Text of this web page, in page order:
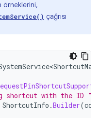
örneklerini,
çağrısı
shortcut with the ID
ShortcutInfo .Builder(